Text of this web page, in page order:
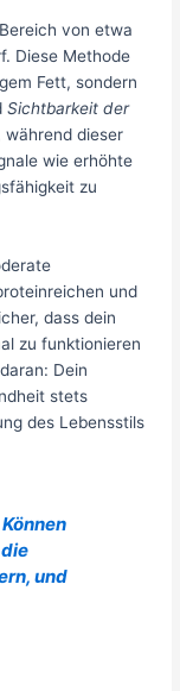
von etwa
Diese Methode
Fett, sondern
Sichtbarkeit der
dieser
wie erhöhte
zu
und
dass dein
zu funktionieren
Dein
stets
des Lebensstils
Können
und